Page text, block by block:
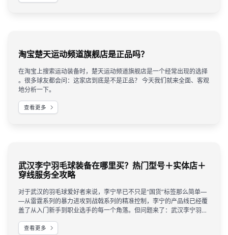
淘宝楚天运动频道旗舰店是正品吗？
在淘宝上搜索运动装备时，楚天运动频道旗舰店是一个经常出现的选择
。很多球友都会问：这家店到底是不是正品？ 今天我们就来全面、客观
地分析一下。
查看更多
武汉李宁羽毛球装备在哪里买？热门型号＋实体店＋
穿线服务全攻略
对于武汉的羽毛球爱好者来说，李宁早已不只是“国货”标签那么简单—
—从雷霆系列的暴力进攻到战戟系列的精准控制，李宁的产品线已经覆
盖了从入门新手到职业选手的每一个角落。但问题来了：武汉李宁羽毛
球装备在哪里买最靠谱？热门型号怎么选？穿线服务哪家专业？ 这篇文
章为你一次性讲清楚。
查看更多